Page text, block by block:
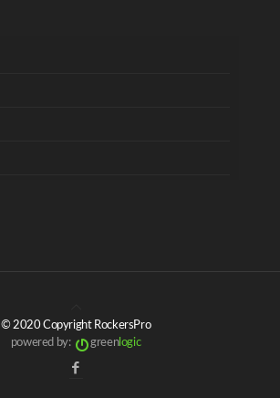
© 2020 Copyright RockersPro
powered by:
greenlogic